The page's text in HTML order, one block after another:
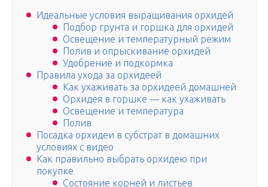
Идеальные условия выращивания орхидей
Подбор грунта и горшка для орхидей
Освещение и температурный режим
Полив и опрыскивание орхидей
Удобрение и подкормка
Правила ухода за орхидеей
Как ухаживать за орхидеей домашней
Орхидея в горшке — как ухаживать
Освещение и температура
Полив
Посадка орхидеи в субстрат в домашних
условиях с видео
Как правильно выбрать орхидею при
покупке
Состояние корней и листьев